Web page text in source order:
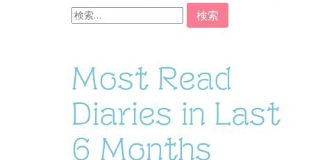
検
索:
Most Read
Diaries in Last
6 Months